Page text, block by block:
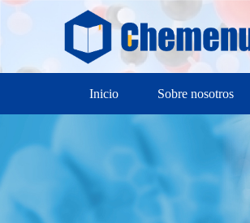
Inicio Sobre nosotros